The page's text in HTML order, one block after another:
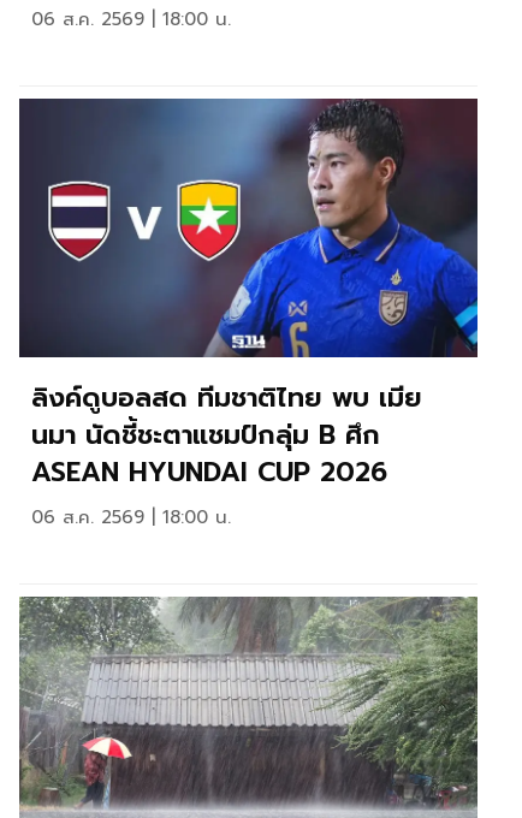
06 ส.ค. 2569 | 18:00 น.
ลิงค์ดูบอลสด ทีมชาติไทย พบ เมีย
นมา นัดชี้ชะตาแชมป์กลุ่ม B ศึก
ASEAN HYUNDAI CUP 2026
06 ส.ค. 2569 | 18:00 น.